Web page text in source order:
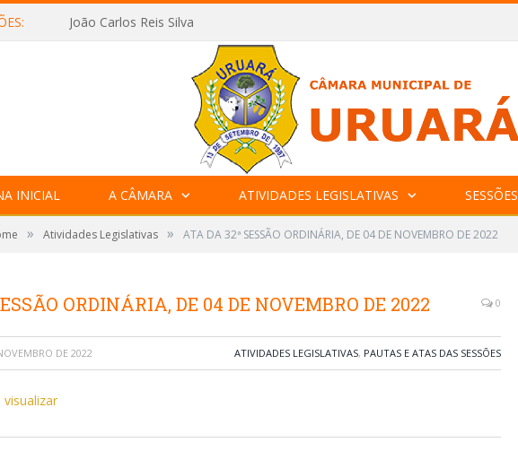
João Carlos Reis Silva
INICIAL A CÂMARA ATIVIDADES LEGISLATIVAS SESSÕES
» Atividades Legislativas » ATA DA 32ª SESSÃO ORDINÁRIA, DE 04 DE NOVEMBRO DE 2022
ORDINÁRIA, DE 04 DE NOVEMBRO DE 2022 0
DE 2022 ATIVIDADES LEGISLATIVAS, PAUTAS E ATAS DAS SESSÕES
visualizar